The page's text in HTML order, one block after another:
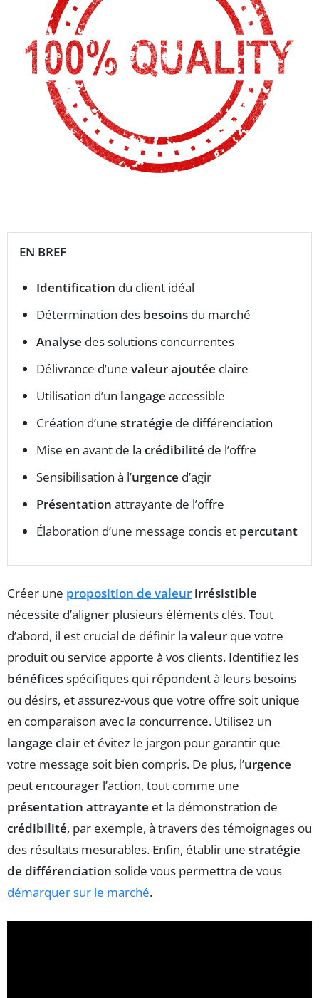
EN BREF
Identification du client idéal
Détermination des besoins du marché
Analyse des solutions concurrentes
Délivrance d’une valeur ajoutée claire
Utilisation d’un langage accessible
Création d’une stratégie de différenciation
Mise en avant de la crédibilité de l’offre
Sensibilisation à l’urgence d’agir
Présentation attrayante de l’offre
Élaboration d’une message concis et percutant
Créer une proposition de valeur irrésistible
nécessite d’aligner plusieurs éléments clés. Tout
d’abord, il est crucial de définir la valeur que votre
produit ou service apporte à vos clients. Identifiez les
bénéficesspécifiques qui répondent à leurs besoins
ou désirs, et assurez-vous que votre offre soit unique
en comparaison avec la concurrence. Utilisez un
langage clair et évitez le jargon pour garantir que
votre message soit bien compris. De plus, l’urgence
peut encourager l’action, tout comme une
présentation attrayante et la démonstration de
crédibilité, par exemple, à travers des témoignages ou
des résultats mesurables. Enfin, établir une stratégie
de différenciation solide vous permettra de vous
démarquer sur le marché.